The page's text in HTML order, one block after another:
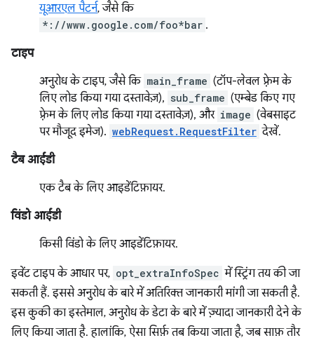
यूआरएल पैटर्न, जैसे कि
*://www.google.com/foo*bar .
टाइप
अनुरोध के टाइप, जैसे कि main_frame (टॉप-लेवल फ़्रेम के
लिए लोड किया गया दस्तावेज़), sub_frame (एम्बेड किए गए
फ़्रेम के लिए लोड किया गया दस्तावेज़), और image (वेबसाइट
पर मौजूद इमेज). webRequest.RequestFilter देखें.
टैब आईडी
एक टैब के लिए आइडेंटिफ़ायर.
विंडो आईडी
किसी विंडो के लिए आइडेंटिफ़ायर.
इवेंट टाइप के आधार पर, opt_extraInfoSpec में स्ट्रिंग तय की जा
सकती हैं. इससे अनुरोध के बारे में अतिरिक्त जानकारी मांगी जा सकती है.
इस कुकी का इस्तेमाल, अनुरोध के डेटा के बारे में ज़्यादा जानकारी देने के
लिए किया जाता है. हालांकि, ऐसा सिर्फ़ तब किया जाता है, जब साफ़ तौर